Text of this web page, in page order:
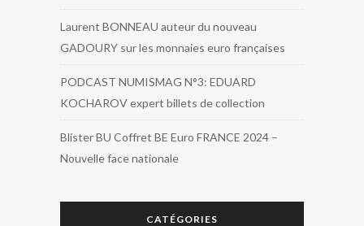
Laurent BONNEAU auteur du nouveau
GADOURY sur les monnaies euro françaises
PODCAST NUMISMAG N°3: EDUARD
KOCHAROV expert billets de collection
Blister BU Coffret BE Euro FRANCE 2024 –
Nouvelle face nationale
CATÉGORIES